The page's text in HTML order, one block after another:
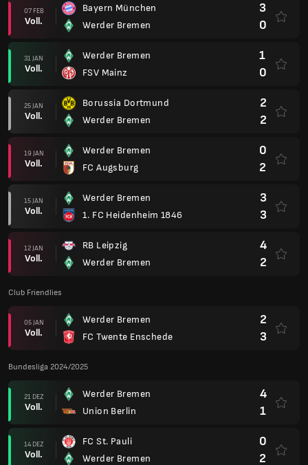
07 FEB
Voll.
Bayern München
Werder Bremen
3
0
31 JAN
Voll.
Werder Bremen
FSV Mainz
1
0
25 JAN
Voll.
Borussia Dortmund
Werder Bremen
2
2
19 JAN
Voll.
Werder Bremen
FC Augsburg
0
2
15 JAN
Voll.
Werder Bremen
1. FC Heidenheim 1846
3
3
12 JAN
Voll.
RB Leipzig
Werder Bremen
4
2
Club Friendlies
05 JAN
Voll.
Werder Bremen
FC Twente Enschede
2
3
Bundesliga 2024/2025
21 DEZ
Voll.
Werder Bremen
Union Berlin
4
1
14 DEZ
Voll.
FC St. Pauli
Werder Bremen
0
2